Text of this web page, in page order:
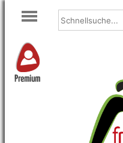
Premium